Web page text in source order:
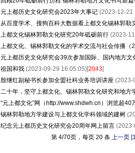
元上都历史文化研究会2023年大事记 (2023-12-21
从百度学术、搜狗百科大数据看上都文化锡林郭勒
上都文化锡林郭勒文化研究20年砥砺前行 (2023-
上都文化、锡林郭勒文化的学术交流与社会传播
元上都历史文化研究会39次参加国际、国内地方
祖国和我 (2023-09-29 16:05:05)[2043]
殷继红副秘书长参加全盟社科业务培训讲座 (2023-
二十年，坚守上都文化、锡林郭勒文化研究和地方
“元上都文化”网（http://www.shdwh.cn）浏览超40
锡林郭勒地方学建设与上都文化学科领域的建树
纪念元上都历史文化研究会20周年网上留言
第 4/70页，每页 20 条 上一页